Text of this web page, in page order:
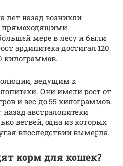
лет назад возникли
прямоходящими
мере в лесу и были
ардипитека достигал 120
килограммов.
ведущим к
Они имели рост от
и вес до 55 килограммов.
австралопитеки
ветвей, одна из которых
впоследствии вымерла.
корм для кошек?